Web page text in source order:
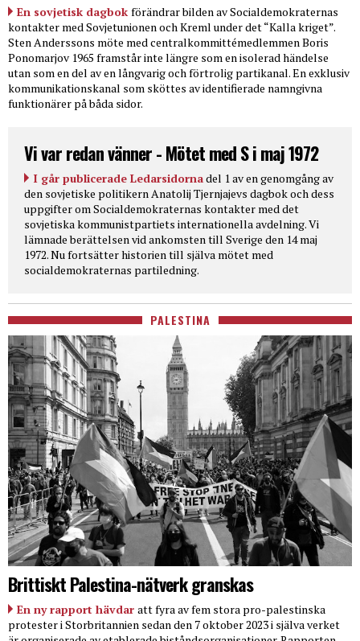
En sovjetisk dagbok förändrar bilden av Socialdemokraternas
kontakter med Sovjetunionen och Kreml under det “Kalla kriget”.
Sten Anderssons möte med centralkommittémedlemmen Boris
Ponomarjov 1965 framstår inte längre som en isolerad händelse
utan som en del av en långvarig och förtrolig partikanal. En exklusiv
kommunikationskanal som sköttes av identifierade namngivna
funktionärer på båda sidor.
Vi var redan vänner - Mötet med S i maj 1972
I går publicerade Ledarsidornadel 1 av en genomgång av
den sovjetiske politikern Anatolij Tjernjajevs dagbok och dess
uppgifter om Socialdemokraternas kontakter med det
sovjetiska kommunistpartiets internationella avdelning. Vi
lämnade berättelsen vid ankomsten till Sverige den 14 maj
1972. Nu fortsätter historien till själva mötet med
socialdemokraternas partiledning.
PALESTINA
Brittiskt Palestina-nätverk granskas
En ny rapport hävdar att fyra av fem stora pro-palestinska
protester i Storbritannien sedan den 7 oktober 2023 i själva verket